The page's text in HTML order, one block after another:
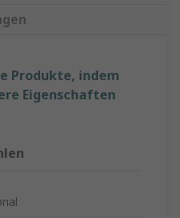
Produkte, indem
Eigenschaften